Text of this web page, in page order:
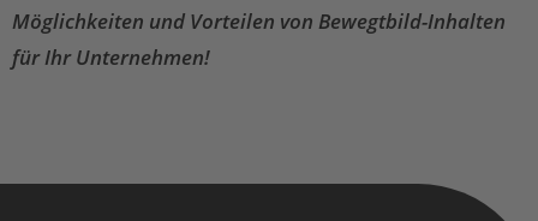
Möglichkeiten und Vorteilen von Bewegtbild-Inhalten
für Ihr Unternehmen!